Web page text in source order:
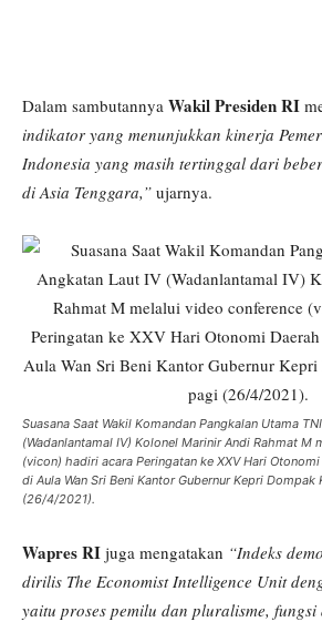
Dalam sambutannya Wakil Presiden RI
indikator yang menunjukkan kinerja
Indonesia yang masih tertinggal dari
di Asia Tenggara,” ujarnya.
Suasana Saat Wakil Komandan Pangkalan Utama
(Wadanlantamal IV) Kolonel Marinir Andi Rahmat M
(vicon) hadiri acara Peringatan ke XXV Hari
di Aula Wan Sri Beni Kantor Gubernur Kepri Dompak
(26/4/2021).
Wapres RI juga mengatakan “Indeks
dirilis The Economist Intelligence Unit
yaitu proses pemilu dan pluralisme,